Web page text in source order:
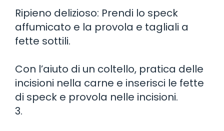
Ripieno delizioso: Prendi lo speck
affumicato e la provola e tagliali a
fette sottili.
Con l’aiuto di un coltello, pratica delle
incisioni nella carne e inserisci le fette
di speck e provola nelle incisioni.
3.